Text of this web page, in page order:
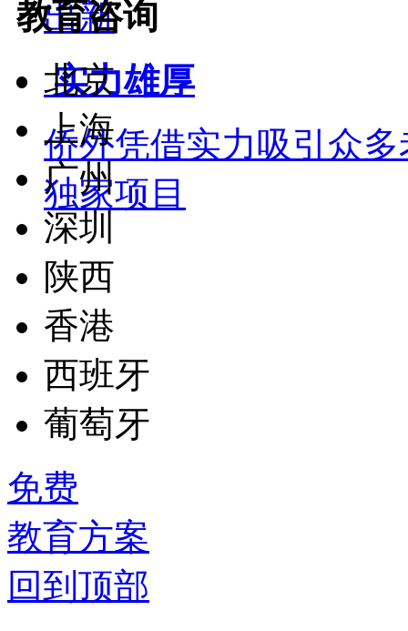
出新
实力雄厚
侨外凭借实力吸引众
独家项目
教育咨询
北京
上海
广州
深圳
陕西
香港
西班牙
葡萄牙
免费
教育方案
回到顶部